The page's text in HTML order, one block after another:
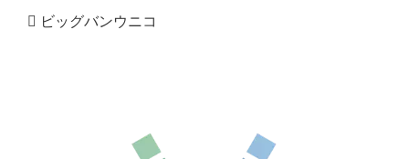
ビッグバンウニコ